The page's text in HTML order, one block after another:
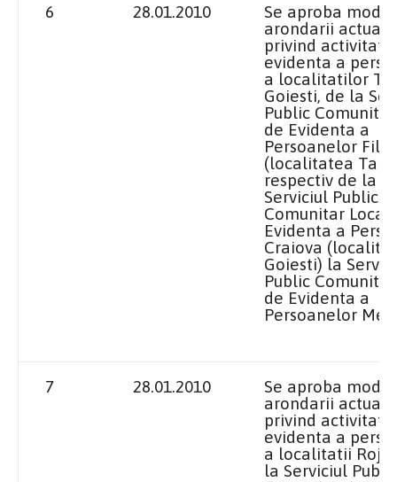
6 28.01.2010
Se aproba
arondarii actuale
privind
evidenta a
a localitatilor
Goiesti, de la
Public
de Evidenta a
Persoanelor
(localitatea
respectiv de la
Serviciul Public
Comunitar Local
Evidenta a
Craiova
Goiesti) la
Public
de Evidenta a
Persoanelor
7 28.01.2010
Se aproba
arondarii actuale
privind
evidenta a
a localitatii
la Serviciul Public